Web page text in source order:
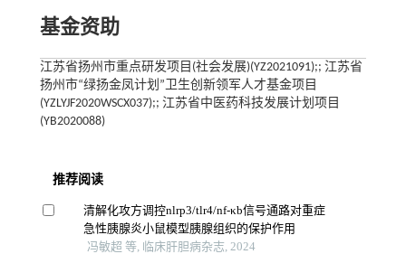
基金资助
江苏省扬州市重点研发项目(社会发展)(YZ2021091);; 江苏省
扬州市“绿扬金凤计划”卫生创新领军人才基金项目
(YZLYJF2020WSCX037);; 江苏省中医药科技发展计划项目
(YB2020088)